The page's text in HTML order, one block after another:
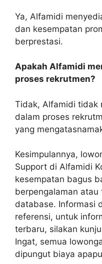
Ya, Alfamidi
dan kesempatan
berprestasi.
Apakah Alfamidi
proses rekrutmen?
Tidak, Alfamidi tidak
dalam proses
yang
Kesimpulannya,
Support di Alfamidi
kesempatan bagus
berpengalaman
database. Informasi
referensi, untuk
terbaru, silakan
Ingat, semua
dipungut biaya